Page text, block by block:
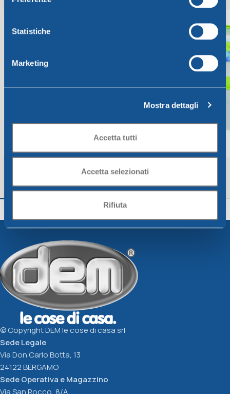
Statistiche
Marketing
Mostra dettagli
Accetta tutti
Accetta selezionati
Rifiuta
BARAT. C/DOSATORE blu, fucsia, verde
5,26€
CONTENITORE
6,80€
© Copyright DEM le cose di casa srl
Sede Legale
Via Don Carlo Botta, 13
24122 BERGAMO
Sede Operativa e Magazzino